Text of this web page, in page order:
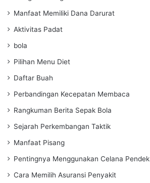
Manfaat Memiliki Dana Darurat
Aktivitas Padat
bola
Pilihan Menu Diet
Daftar Buah
Perbandingan Kecepatan Membaca
Rangkuman Berita Sepak Bola
Sejarah Perkembangan Taktik
Manfaat Pisang
Pentingnya Menggunakan Celana Pendek
Cara Memilih Asuransi Penyakit